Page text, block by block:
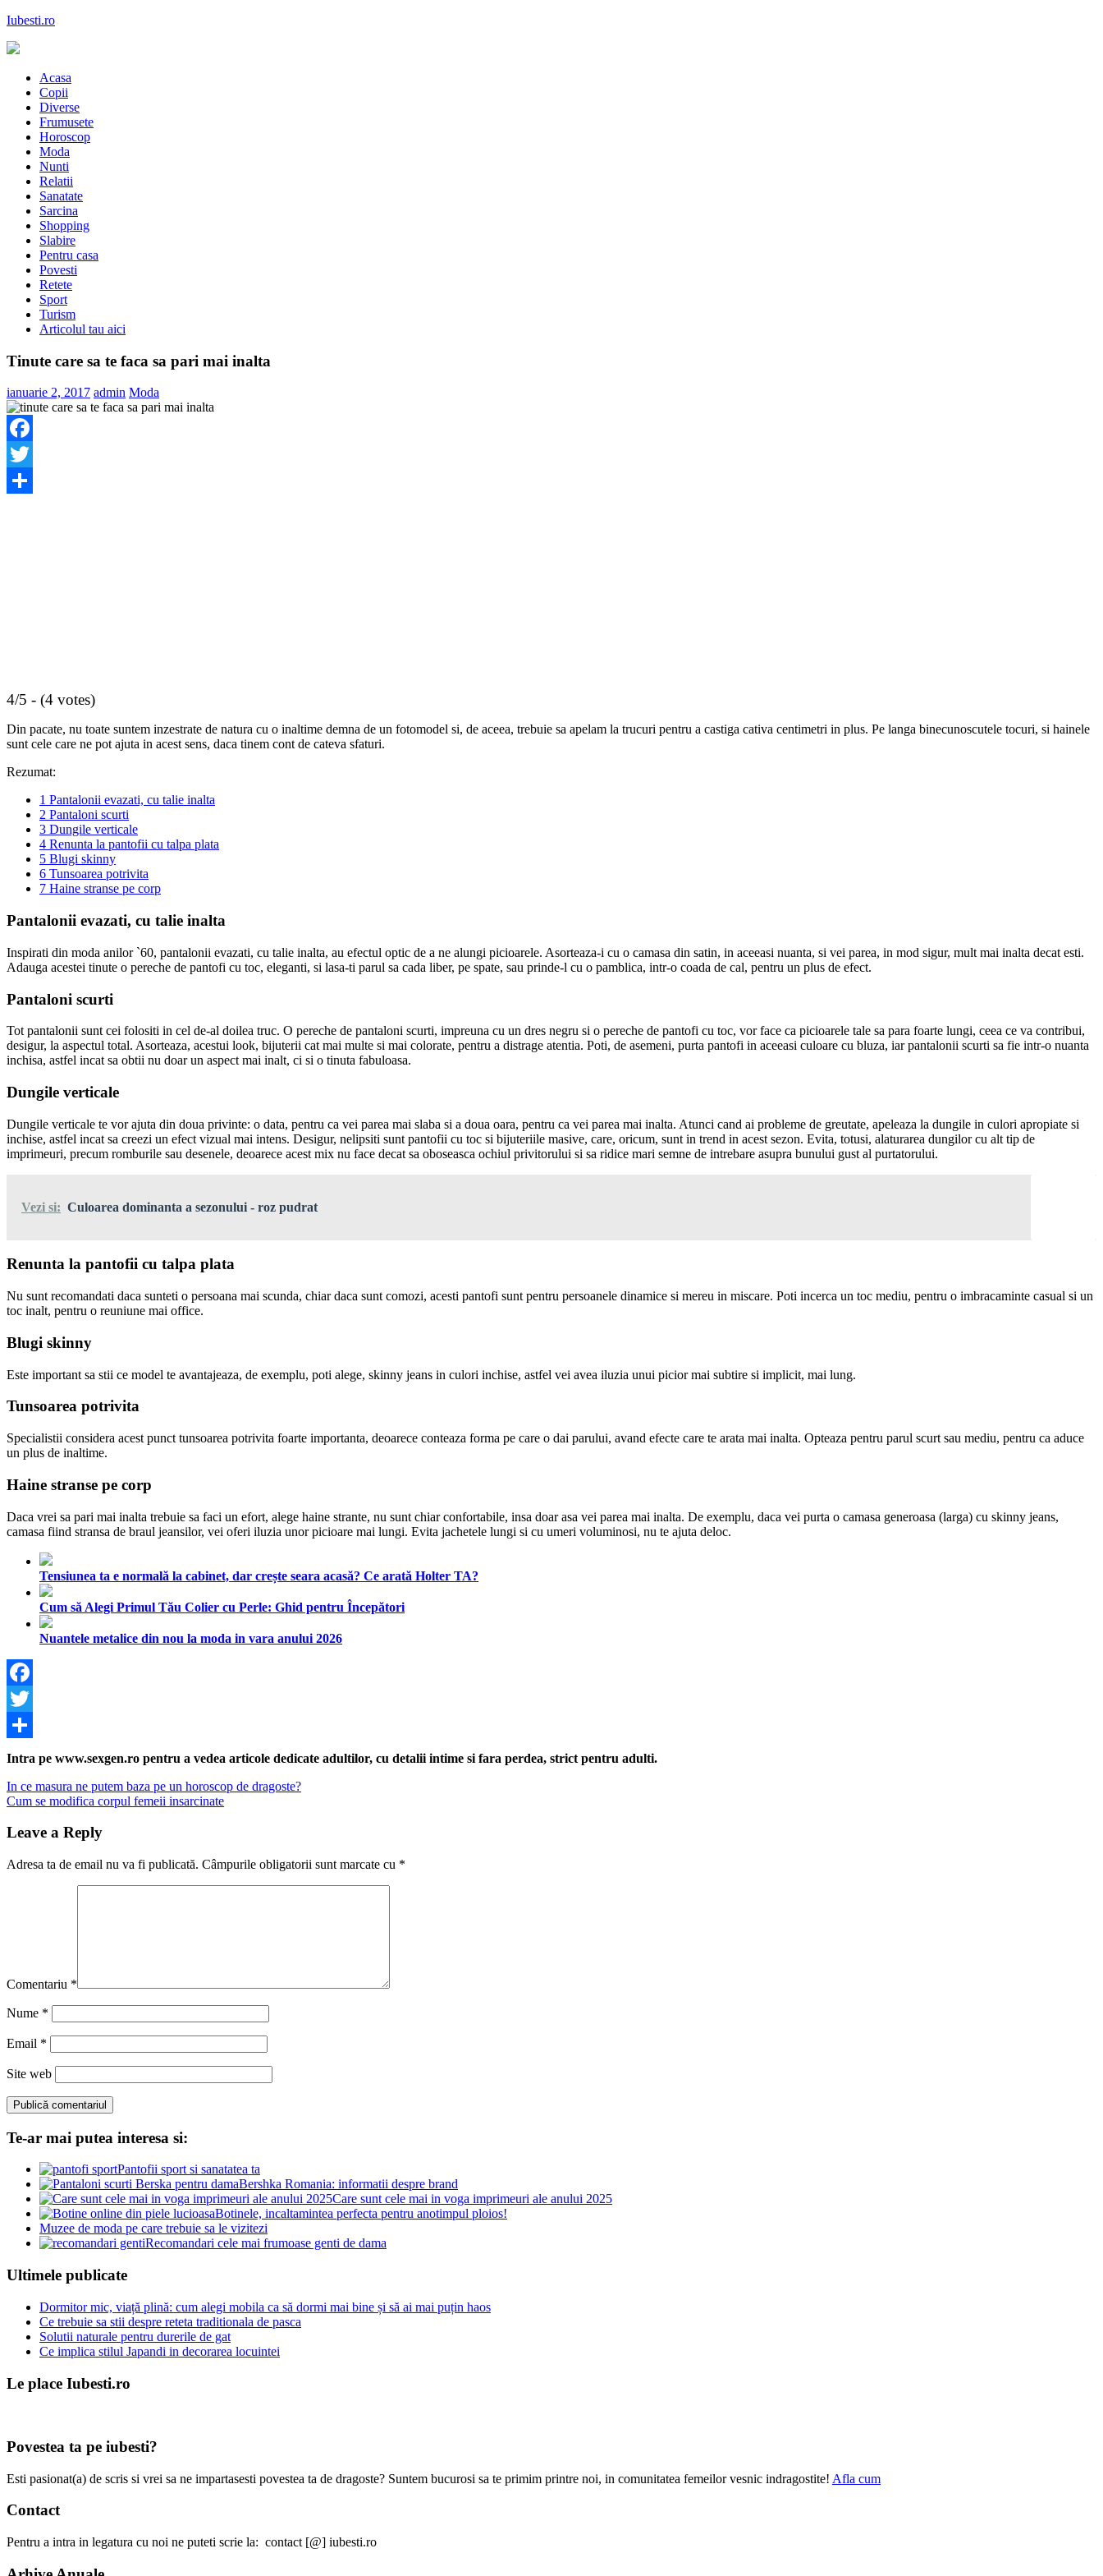
Skip
content
Iubesti.ro
Acasa
Copii
Diverse
Frumusete
Horoscop
Moda
Nunti
Relatii
Sanatate
Sarcina
Shopping
Slabire
Pentru casa
Povesti
Retete
Sport
Turism
Articolul tau aici
Tinute care sa te faca sa pari mai inalta
ianuarie 2, 2017 admin Moda
Facebook
Twitter
4/5 - (4 votes)
Din pacate, nu toate suntem inzestrate de natura cu o inaltime demna de un fotomodel si, de aceea, trebuie sa apelam la trucuri pentru a castiga cativa centimetri in plus. Pe langa binecunoscutele tocuri, si hainele
sunt cele care ne pot ajuta in acest sens, daca tinem cont de cateva sfaturi.
Rezumat:
1 Pantalonii evazati, cu talie inalta
2 Pantaloni scurti
3 Dungile verticale
4 Renunta la pantofii cu talpa plata
5 Blugi skinny
6 Tunsoarea potrivita
7 Haine stranse pe corp
Pantalonii evazati, cu talie inalta
Inspirati din moda anilor `60, pantalonii evazati, cu talie inalta, au efectul optic de a ne alungi picioarele. Asorteaza-i cu o camasa din satin, in aceeasi nuanta, si vei parea, in mod sigur, mult mai inalta decat esti.
Adauga acestei tinute o pereche de pantofi cu toc, eleganti, si lasa-ti parul sa cada liber, pe spate, sau prinde-l cu o pamblica, intr-o coada de cal, pentru un plus de efect.
Pantaloni scurti
Tot pantalonii sunt cei folositi in cel de-al doilea truc. O pereche de pantaloni scurti, impreuna cu un dres negru si o pereche de pantofi cu toc, vor face ca picioarele tale sa para foarte lungi, ceea ce va contribui,
desigur, la aspectul total. Asorteaza, acestui look, bijuterii cat mai multe si mai colorate, pentru a distrage atentia. Poti, de asemeni, purta pantofi in aceeasi culoare cu bluza, iar pantalonii scurti sa fie intr-o nuanta
inchisa, astfel incat sa obtii nu doar un aspect mai inalt, ci si o tinuta fabuloasa.
Dungile verticale
Dungile verticale te vor ajuta din doua privinte: o data, pentru ca vei parea mai slaba si a doua oara, pentru ca vei parea mai inalta. Atunci cand ai probleme de greutate, apeleaza la dungile in culori apropiate si
inchise, astfel incat sa creezi un efect vizual mai intens. Desigur, nelipsiti sunt pantofii cu toc si bijuteriile masive, care, oricum, sunt in trend in acest sezon. Evita, totusi, alaturarea dungilor cu alt tip de
imprimeuri, precum romburile sau desenele, deoarece acest mix nu face decat sa oboseasca ochiul privitorului si sa ridice mari semne de intrebare asupra bunului gust al purtatorului.
Vezi si: Culoarea dominanta a sezonului - roz pudrat
Renunta la pantofii cu talpa plata
Nu sunt recomandati daca sunteti o persoana mai scunda, chiar daca sunt comozi, acesti pantofi sunt pentru persoanele dinamice si mereu in miscare. Poti incerca un toc mediu, pentru o imbracaminte casual si un
toc inalt, pentru o reuniune mai office.
Blugi skinny
Este important sa stii ce model te avantajeaza, de exemplu, poti alege, skinny jeans in culori inchise, astfel vei avea iluzia unui picior mai subtire si implicit, mai lung.
Tunsoarea potrivita
Specialistii considera acest punct tunsoarea potrivita foarte importanta, deoarece conteaza forma pe care o dai parului, avand efecte care te arata mai inalta. Opteaza pentru parul scurt sau mediu, pentru ca aduce
un plus de inaltime.
Haine stranse pe corp
Daca vrei sa pari mai inalta trebuie sa faci un efort, alege haine strante, nu sunt chiar confortabile, insa doar asa vei parea mai inalta. De exemplu, daca vei purta o camasa generoasa (larga) cu skinny jeans,
camasa fiind stransa de braul jeansilor, vei oferi iluzia unor picioare mai lungi. Evita jachetele lungi si cu umeri voluminosi, nu te ajuta deloc.
Tensiunea ta e normală la cabinet, dar crește seara acasă? Ce arată Holter TA?
Cum să Alegi Primul Tău Colier cu Perle: Ghid pentru Începători
Nuantele metalice din nou la moda in vara anului 2026
Facebook
Twitter
Share
Intra pe www.sexgen.ro pentru a vedea articole dedicate adultilor, cu detalii intime si fara perdea, strict pentru adulti.
Navigare
în
articole
Previous
Post:
In ce masura ne putem baza pe un horoscop de dragoste?
Next
Cum se modifica corpul femeii insarcinate
Leave a Reply
Adresa ta de email nu va fi publicată. Câmpurile obligatorii sunt marcate cu *
Comentariu *
Nume *
Email *
Site web
Te-ar mai putea interesa si:
Pantofii sport si sanatatea ta
Bershka Romania: informatii despre brand
Care sunt cele mai in voga imprimeuri ale anului 2025
Botinele, incaltamintea perfecta pentru anotimpul ploios!
Muzee de moda pe care trebuie sa le vizitezi
Recomandari cele mai frumoase genti de dama
Ultimele publicate
Dormitor mic, viață plină: cum alegi mobila ca să dormi mai bine și să ai mai puțin haos
Ce trebuie sa stii despre reteta traditionala de pasca
Solutii naturale pentru durerile de gat
Ce implica stilul Japandi in decorarea locuintei
Le place Iubesti.ro
Povestea ta pe iubesti?
Esti pasionat(a) de scris si vrei sa ne impartasesti povestea ta de dragoste? Suntem bucurosi sa te primim printre noi, in comunitatea femeilor vesnic indragostite! Afla cum
Contact
Pentru a intra in legatura cu noi ne puteti scrie la: contact [@] iubesti.ro